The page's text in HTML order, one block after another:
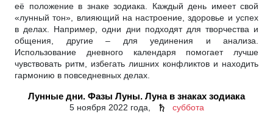
её положение в знаке зодиака. Каждый день имеет свой
«лунный тон», влияющий на настроение, здоровье и успех
в делах. Например, одни дни подходят для творчества и
общения, другие – для уединения и анализа.
Использование дневного календаря помогает лучше
чувствовать ритм, избегать лишних конфликтов и находить
гармонию в повседневных делах.
Лунные дни. Фазы Луны. Луна в знаках зодиака
5 ноября 2022 года, ♄ суббота